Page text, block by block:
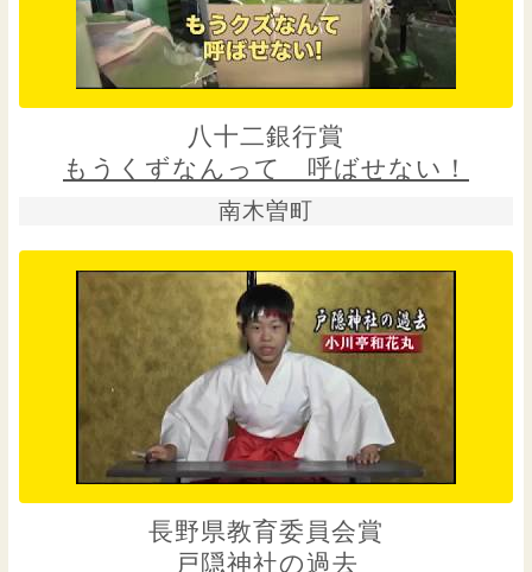
八十二銀行賞
もうくずなんって 呼ばせない！
南木曽町
長野県教育委員会賞
戸隠神社の過去